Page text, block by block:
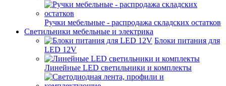
Ручки мебельные - распродажа складских остатков
Светильники мебельные и электрика
Блоки питания для
LED 12V
Линейные LED светильники и комплекты